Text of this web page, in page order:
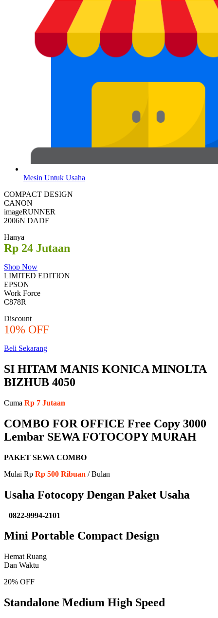
Mesin Untuk Usaha
COMPACT DESIGN
CANON
imageRUNNER
2006N DADF
Hanya
Rp 24 Jutaan
Shop Now
LIMITED EDITION
EPSON
Work Force
C878R
Discount
10% OFF
Beli Sekarang
SI HITAM MANIS KONICA MINOLTA
BIZHUB 4050
Cuma Rp 7 Jutaan
COMBO FOR OFFICE Free Copy 3000
Lembar SEWA FOTOCOPY MURAH
PAKET SEWA COMBO
Mulai Rp Rp 500 Ribuan / Bulan
Usaha Fotocopy Dengan Paket Usaha
0822-9994-2101
Mini Portable Compact Design
Hemat Ruang
Dan Waktu
20% OFF
Standalone Medium High Speed